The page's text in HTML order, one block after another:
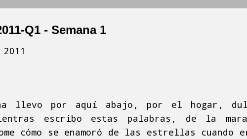
Q1 - Semana 1
llevo por aquí abajo, por el hogar,
escribo estas palabras, de la
cómo se enamoró de las estrellas